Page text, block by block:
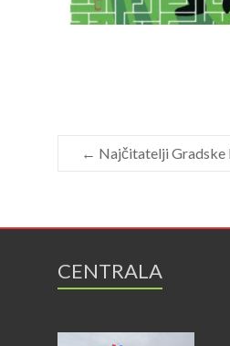
← Najčitatelji Gradske
CENTRALA